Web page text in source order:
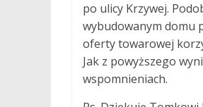
po ulicy Krzywej.
wybudowanym domu
oferty towarowej
Jak z powyższego
wspomnieniach.